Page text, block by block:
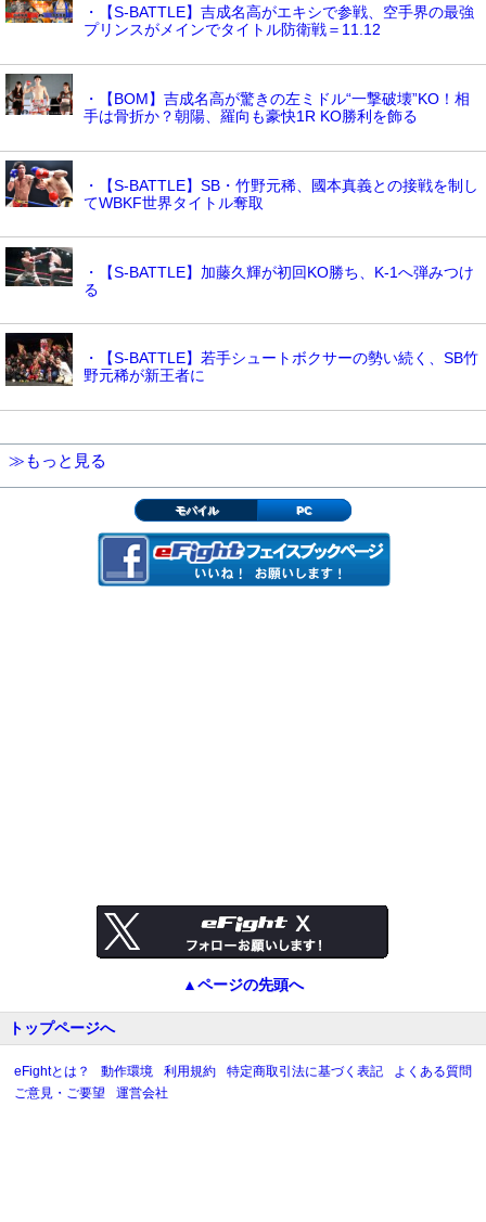
・【S-BATTLE】吉成名高がエキシで参戦、空手界の最強
プリンスがメインでタイトル防衛戦＝11.12
・【BOM】吉成名高が驚きの左ミドル“一撃破壊”KO！相
手は骨折か？朝陽、羅向も豪快1R KO勝利を飾る
・【S-BATTLE】SB・竹野元稀、國本真義との接戦を制し
てWBKF世界タイトル奪取
・【S-BATTLE】加藤久輝が初回KO勝ち、K-1へ弾みつけ
る
・【S-BATTLE】若手シュートボクサーの勢い続く、SB竹
野元稀が新王者に
≫もっと見る
モバイル PC